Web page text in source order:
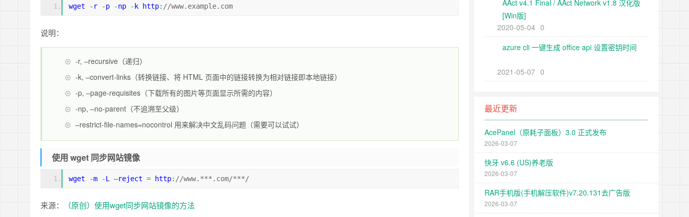
wget - r -p -np - k http: //www.example.com
说明：
-r, –recursive（递归）
-k, –convert-links（转换链接、将 HTML 页面中的链接转换为相对链接即本地链接）
-p, –page-requisites（下载所有的图片等页面显示所需的内容）
-np, –no-parent（不追溯至父级）
–restrict-file-names=nocontrol 用来解决中文乱码问题（需要可以试试）
使用 wget 同步网站镜像
wget -m -L –reject = http: //www.***.com/***/
来源： （原创）使用wget同步网站镜像的方法
AAct v4.1 Final / AAct Network v1.8 汉化版
[Win版]
2020-05-04 0
azure cli 一键生成 office api 设置密钥时间
2021-05-07 0
最近更新
AcePanel（原耗子面板）3.0 正式发布
2026-03-07
快牙 v6.6 (US)养老版
2026-03-07
RAR手机版(手机解压软件)v7.20.131去广告版
2026-03-07